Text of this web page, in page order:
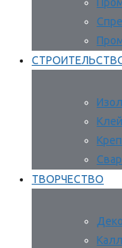
ТВОРЧЕСТВО